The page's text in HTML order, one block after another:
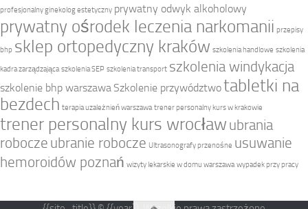
profesjonalny ginekolog estetyczny prywatny odwyk alkoholowy
prywatny ośrodek leczenia narkomanii przepisy
bhp sklep ortopedyczny kraków szkolenia handlowe szkolenia
kadra zarządzająca szkolenia SEP szkolenia transport szkolenia windykacja
szkolenie bhp warszawa Szkolenie przywództwotabletki na
bezdech terapia uzależnień warszawa trener personalny kurs w krakowie
trener personalny kurs wrocław ubrania
robocze ubranie robocze Ultrasonografy przenośne usuwanie
hemoroidów poznań wizyty lekarskie w domu warszawa wypadek przy pracy